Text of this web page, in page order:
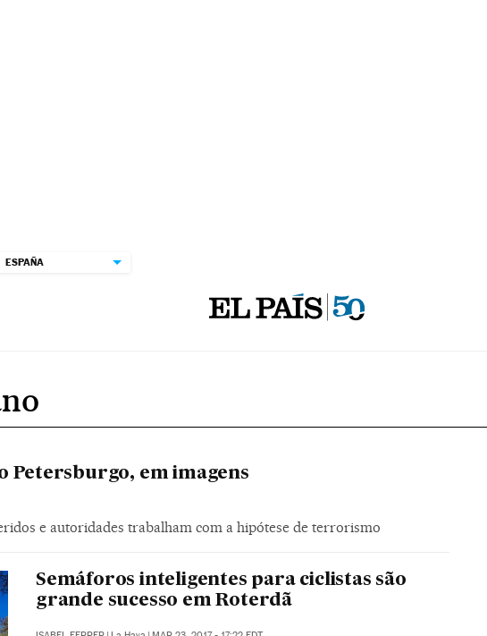
ESPAÑA
Petersburgo, em imagens
e autoridades trabalham com a hipótese de terrorismo
Semáforos inteligentes para ciclistas são
grande sucesso em Roterdã